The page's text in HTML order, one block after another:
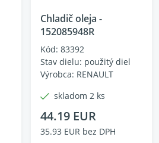
Chladič oleja -
152085948R
Kód: 83392
Stav dielu: použitý diel
Výrobca: RENAULT
skladom 2 ks
44.19 EUR
35.93 EUR bez DPH